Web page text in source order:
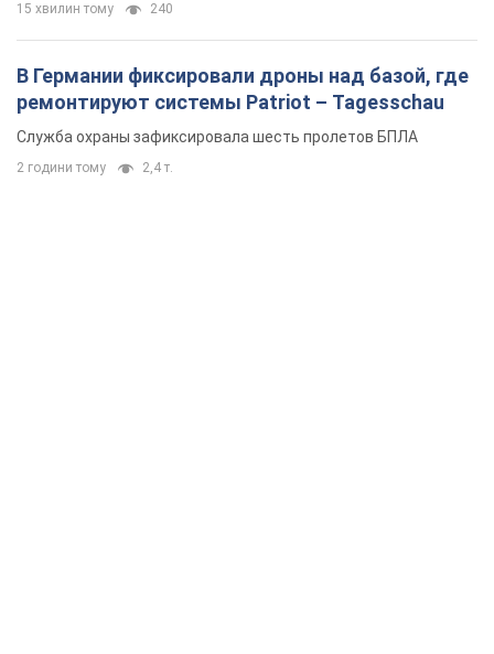
15 хвилин тому 240
В Германии фиксировали дроны над базой, где
ремонтируют системы Patriot – Tagesschau
Служба охраны зафиксировала шесть пролетов БПЛА
2 години тому 2,4 т.